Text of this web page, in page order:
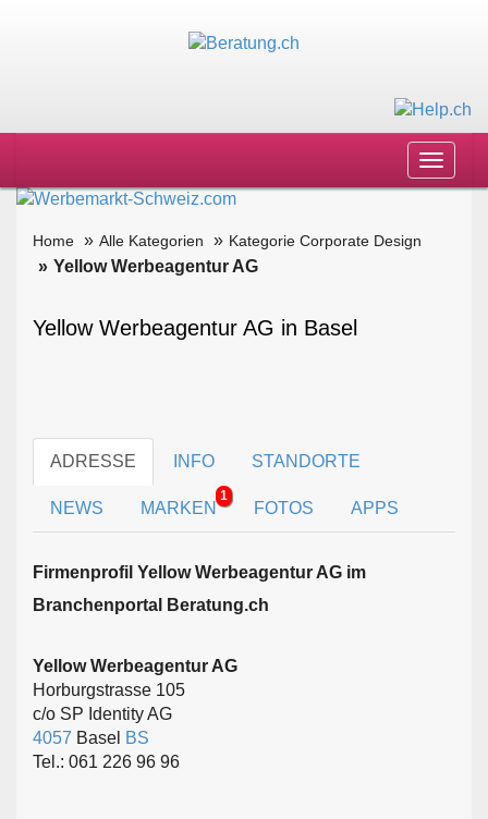
Toggle
Home Alle Kategorien Kategorie Corporate Design
Yellow Werbeagentur AG
Yellow Werbeagentur AG in Basel
ADRESSE INFO STANDORTE
NEWS MARKEN
1
FOTOS APPS
Firmen­profil Yellow Werbeagentur AG im
Branchen­portal Beratung.ch
Yellow Werbeagentur AG
Horburgstrasse 105
c/o SP Identity AG
4057 Basel BS
Tel.: 061 226 96 96